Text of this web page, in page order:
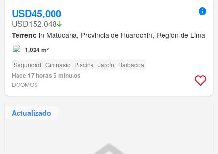
USD45,000
USD152,048
Terreno in Matucana, Provincia de Huarochirí, Región de Lima
1,024 m²
Seguridad Gimnasio Piscina Jardín Barbacoa
Hace 17 horas 5 minutos
DOOMOS
Actualizado